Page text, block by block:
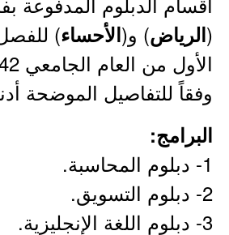
(الرياض) و(الأحساء)
وفقاً للتفاصيل الموضحة
البرامج:
1- دبلوم المحاسبة.
2- دبلوم التسويق.
3- دبلوم اللغة الإنجليزية.